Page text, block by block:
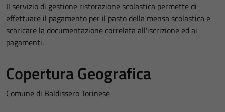
Il servizio di gestione ristorazione scolastica permette di
effettuare il pagamento per il pasto della mensa scolastica e
scaricare la documentazione correlata all'iscrizione ed ai
pagamenti.
Copertura Geografica
Comune di Baldissero Torinese